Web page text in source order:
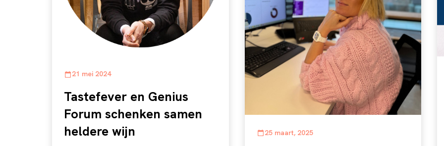
21 mei 2024
Tastefever en Genius
Forum schenken samen
heldere wijn
25 maart, 2025